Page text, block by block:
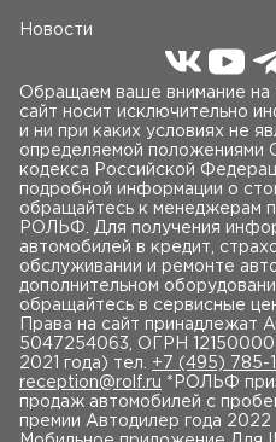
Новости
Обращаем ваше внимание на
сайт носит исключительно
и ни при каких условиях не
определяемой положениями
кодекса Российской
подробной информации о
обращайтесь к менеджерам
РОЛЬФ. Для получения
автомобилей в кредит,
обслуживании и ремонте
дополнительном
обращайтесь в сервисные
Права на сайт
5047254063, ОГРН
2021 года) тел. +7 (495) 785-
reception@rolf.ru *РОЛЬФ
продаж автомобилей с
премии Автодилер года 2022